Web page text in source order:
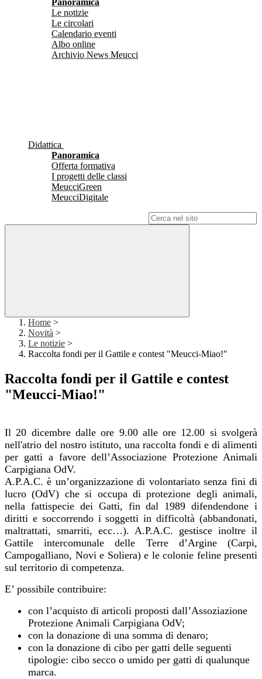
Panoramica
Le notizie
Le circolari
Calendario eventi
Albo online
Archivio News Meucci
Didattica
Panoramica
Offerta formativa
I progetti delle classi
MeucciGreen
MeucciDigitale
Home >
Novità >
Le notizie >
Raccolta fondi per il Gattile e contest "Meucci-Miao!"
Raccolta fondi per il Gattile e contest
"Meucci-Miao!"
Il 20 dicembre dalle ore 9.00 alle ore 12.00 si svolgerà
nell'atrio del nostro istituto, una raccolta fondi e di alimenti
per gatti a favore dell’Associazione Protezione Animali
Carpigiana OdV.
A.P.A.C. è un’organizzazione di volontariato senza fini di
lucro (OdV) che si occupa di protezione degli animali,
nella fattispecie dei Gatti, fin dal 1989 difendendone i
diritti e soccorrendo i soggetti in difficoltà (abbandonati,
maltrattati, smarriti, ecc…). A.P.A.C. gestisce inoltre il
Gattile intercomunale delle Terre d’Argine (Carpi,
Campogalliano, Novi e Soliera) e le colonie feline presenti
sul territorio di competenza.
E’ possibile contribuire:
con l’acquisto di articoli proposti dall’Assoziazione
Protezione Animali Carpigiana OdV;
con la donazione di una somma di denaro;
con la donazione di cibo per gatti delle seguenti
tipologie: cibo secco o umido per gatti di qualunque
marca.